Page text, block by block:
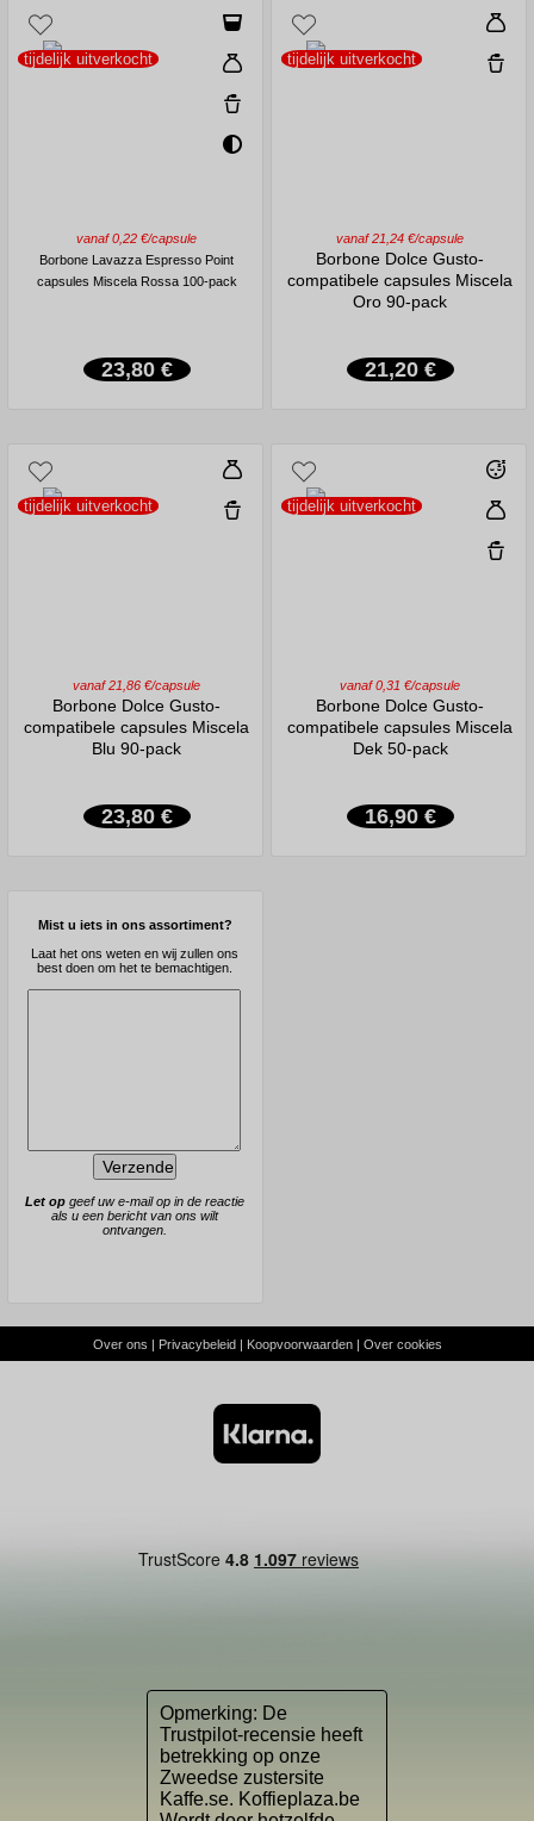
tijdelijk uitverkocht
vanaf 0,22 €/capsule
Borbone Lavazza Espresso Point
capsules Miscela Rossa 100-pack
23,80 €
tijdelijk uitverkocht
vanaf 21,24 €/capsule
Borbone Dolce Gusto-
compatibele capsules Miscela
Oro 90-pack
21,20 €
tijdelijk uitverkocht
vanaf 21,86 €/capsule
Borbone Dolce Gusto-
compatibele capsules Miscela
Blu 90-pack
23,80 €
tijdelijk uitverkocht
vanaf 0,31 €/capsule
Borbone Dolce Gusto-
compatibele capsules Miscela
Dek 50-pack
16,90 €
Mist u iets in ons assortiment?
Laat het ons weten en wij zullen ons
best doen om het te bemachtigen.
Let op geef uw e-mail op in de reactie
als u een bericht van ons wilt
ontvangen.
Over ons | Privacybeleid| Koopvoorwaarden| Over cookies
Opmerking: De
Trustpilot-recensie heeft
betrekking op onze
Zweedse zustersite
Kaffe.se. Koffieplaza.be